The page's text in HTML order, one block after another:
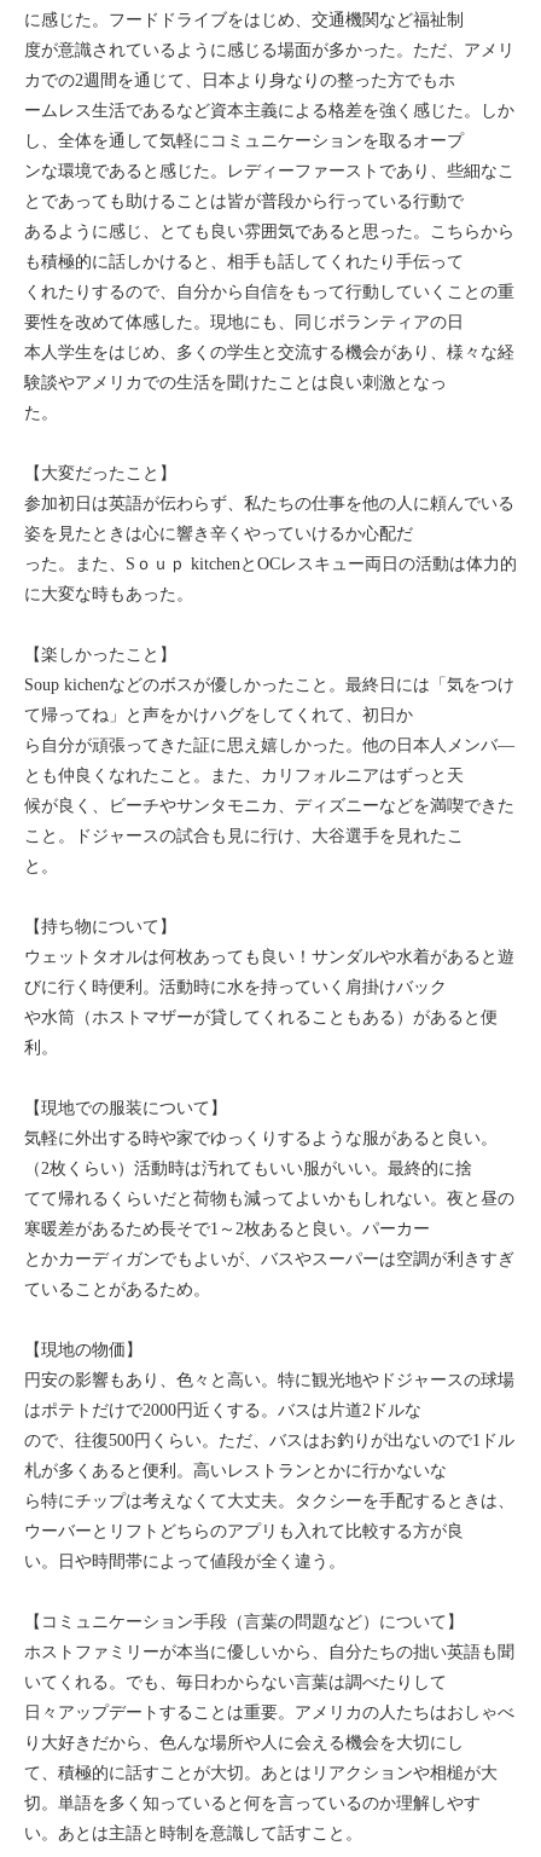
に感じた。フードドライブをはじめ、交通機関など福祉制
度が意識されているように感じる場面が多かった。ただ、アメリ
カでの2週間を通じて、日本より身なりの整った方でもホ
ームレス生活であるなど資本主義による格差を強く感じた。しか
し、全体を通して気軽にコミュニケーションを取るオープ
ンな環境であると感じた。レディーファーストであり、些細なこ
とであっても助けることは皆が普段から行っている行動で
あるように感じ、とても良い雰囲気であると思った。こちらから
も積極的に話しかけると、相手も話してくれたり手伝って
くれたりするので、自分から自信をもって行動していくことの重
要性を改めて体感した。現地にも、同じボランティアの日
本人学生をはじめ、多くの学生と交流する機会があり、様々な経
験談やアメリカでの生活を聞けたことは良い刺激となっ
た。
【大変だったこと】
参加初日は英語が伝わらず、私たちの仕事を他の人に頼んでいる
姿を見たときは心に響き辛くやっていけるか心配だ
った。また、Sｏｕｐ kitchenとOCレスキュー両日の活動は体力的
に大変な時もあった。
【楽しかったこと】
Soup kichenなどのボスが優しかったこと。最終日には「気をつけ
て帰ってね」と声をかけハグをしてくれて、初日か
ら自分が頑張ってきた証に思え嬉しかった。他の日本人メンバ―
とも仲良くなれたこと。また、カリフォルニアはずっと天
候が良く、ビーチやサンタモニカ、ディズニーなどを満喫できた
こと。ドジャースの試合も見に行け、大谷選手を見れたこ
と。
【持ち物について】
ウェットタオルは何枚あっても良い！サンダルや水着があると遊
びに行く時便利。活動時に水を持っていく肩掛けバック
や水筒（ホストマザーが貸してくれることもある）があると便
利。
【現地での服装について】
気軽に外出する時や家でゆっくりするような服があると良い。
（2枚くらい）活動時は汚れてもいい服がいい。最終的に捨
てて帰れるくらいだと荷物も減ってよいかもしれない。夜と昼の
寒暖差があるため長そで1～2枚あると良い。パーカー
とかカーディガンでもよいが、バスやスーパーは空調が利きすぎ
ていることがあるため。
【現地の物価】
円安の影響もあり、色々と高い。特に観光地やドジャースの球場
はポテトだけで2000円近くする。バスは片道2ドルな
ので、往復500円くらい。ただ、バスはお釣りが出ないので1ドル
札が多くあると便利。高いレストランとかに行かないな
ら特にチップは考えなくて大丈夫。タクシーを手配するときは、
ウーバーとリフトどちらのアプリも入れて比較する方が良
い。日や時間帯によって値段が全く違う。
【コミュニケーション手段（言葉の問題など）について】
ホストファミリーが本当に優しいから、自分たちの拙い英語も聞
いてくれる。でも、毎日わからない言葉は調べたりして
日々アップデートすることは重要。アメリカの人たちはおしゃべ
り大好きだから、色んな場所や人に会える機会を大切にし
て、積極的に話すことが大切。あとはリアクションや相槌が大
切。単語を多く知っていると何を言っているのか理解しやす
い。あとは主語と時制を意識して話すこと。